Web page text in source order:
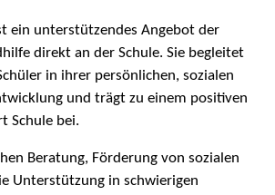
ein unterstützendes Angebot der
direkt an der Schule. Sie begleitet
in ihrer persönlichen, sozialen
und trägt zu einem positiven
Schule bei.
Beratung, Förderung von sozialen
Unterstützung in schwierigen